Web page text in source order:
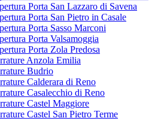
Porta San Lazzaro di Savena
Porta San Pietro in Casale
Porta Sasso Marconi
Porta Valsamoggia
Porta Zola Predosa
Anzola Emilia
Budrio
Calderara di Reno
Casalecchio di Reno
Castel Maggiore
Castel San Pietro Terme